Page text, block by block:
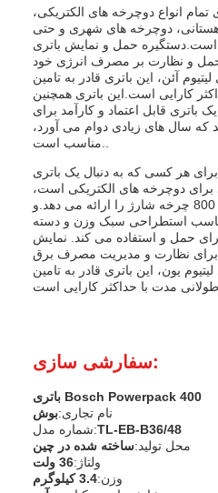
بوش پاورپاک 400 برای تمام انواع دوچرخه های الکتریکی،
دوچرخه های شهری و حتی
حمل و نمایش باتری
حمل و نظارت بر مصرف انرژی خود
لیتیوم آئن، این باتری قادر به تامین
کارایی است.این باتری همچنین
باتری قابل اعتماد و کارآمد برای
که سال های زیادی دوام می آورد،
باتری بوش پاورپاک 400 برای هر کسی که به دنبال یک باتری
برای دوچرخه های الکتریکی است،
مناسب است. این باتری تا 800 چرخه شارژ را ارائه می دهد.و
استطراحی سبک وزن و دسته
حمل و استفاده می کند. نمایش
برای نظارت و مدیریت مصرف برق
یون، این باتری قادر به تامین
مدت با حداکثر کارایی است
سفارشی سازی:
باتری Bosch Powerpack 400
نام تجاری:بوش
شماره مدل:TL-EB-B36/48
محل تولید:ساخته شده در چین
ولتاژ:36 ولت
وزن:3.4 کيلوگرم